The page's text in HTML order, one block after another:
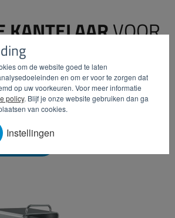
om de website goed te laten
en om er voor te zorgen dat
op uw voorkeuren. Voor meer informatie
policy. Blijf je onze website gebruiken dan ga
van cookies.
Instellingen
KANTELAARVOOR
RVS kantelaar, kunt u snel uw
om deze manueel te reinigen. Geschikt
van 200 liter.